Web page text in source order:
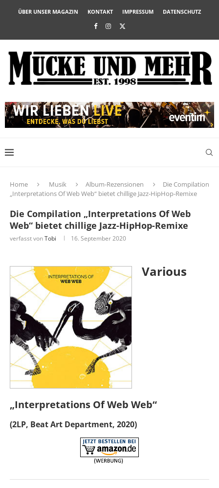
ÜBER UNSER MAGAZIN KONTAKT IMPRESSUM DATENSCHUTZ
Home Musik Album-Rezensionen
Die Compilation
„Interpretations Of Web Web“ bietet chillige Jazz-HipHop-Remixe
Die Compilation „Interpretations Of Web
Web“ bietet chillige Jazz-HipHop-Remixe
verfasst vonTobi 16. September 2020
Various
„Interpretations Of Web Web“
(2LP, Beat Art Department, 2020)